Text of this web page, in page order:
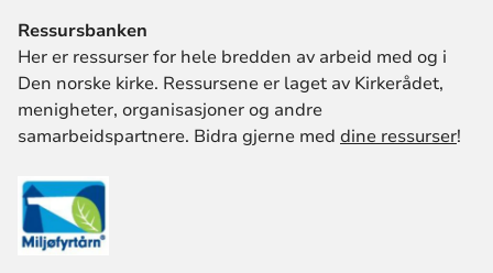
Ressursbanken
Her er ressurser for hele bredden av arbeid med og i
Den norske kirke. Ressursene er laget av Kirkerådet,
menigheter, organisasjoner og andre
samarbeidspartnere. Bidra gjerne med dine ressurser!